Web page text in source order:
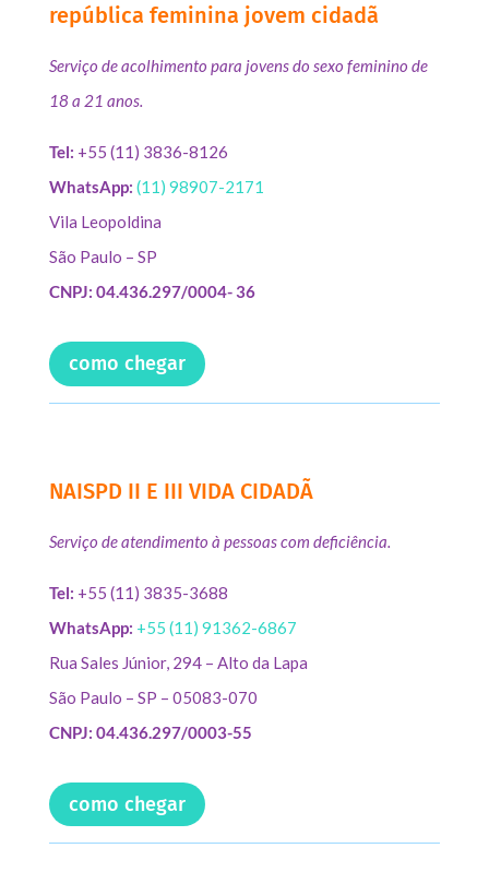
república feminina jovem cidadã
Serviço de acolhimento para jovens do sexo feminino de
18 a 21 anos.
Tel: +55 (11) 3836-8126
WhatsApp: (11) 98907-2171
Vila Leopoldina
São Paulo – SP
CNPJ: 04.436.297/0004- 36
como chegar
NAISPD II E III VIDA CIDADÃ
Serviço de atendimento à pessoas com deficiência.
Tel: +55 (11) 3835-3688
WhatsApp: +55 (11) 91362-6867
Rua Sales Júnior, 294 – Alto da Lapa
São Paulo – SP – 05083-070
CNPJ: 04.436.297/0003-55
como chegar